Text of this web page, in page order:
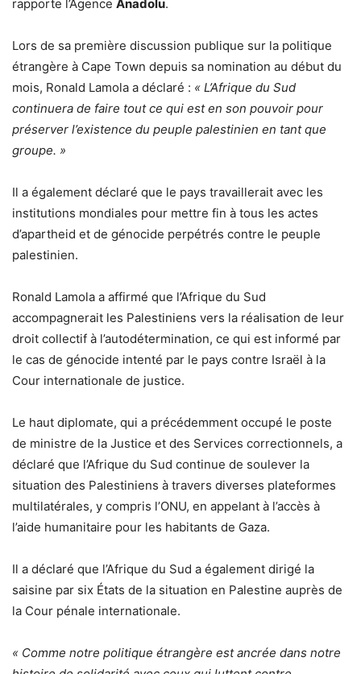
rapporte l’Agence Anadolu.
Lors de sa première discussion publique sur la politique
étrangère à Cape Town depuis sa nomination au début du
mois, Ronald Lamola a déclaré : « L’Afrique du Sud
continuera de faire tout ce qui est en son pouvoir pour
préserver l’existence du peuple palestinien en tant que
groupe. »
Il a également déclaré que le pays travaillerait avec les
institutions mondiales pour mettre fin à tous les actes
d’apartheid et de génocide perpétrés contre le peuple
palestinien.
Ronald Lamola a affirmé que l’Afrique du Sud
accompagnerait les Palestiniens vers la réalisation de leur
droit collectif à l’autodétermination, ce qui est informé par
le cas de génocide intenté par le pays contre Israël à la
Cour internationale de justice.
Le haut diplomate, qui a précédemment occupé le poste
de ministre de la Justice et des Services correctionnels, a
déclaré que l’Afrique du Sud continue de soulever la
situation des Palestiniens à travers diverses plateformes
multilatérales, y compris l’ONU, en appelant à l’accès à
l’aide humanitaire pour les habitants de Gaza.
Il a déclaré que l’Afrique du Sud a également dirigé la
saisine par six États de la situation en Palestine auprès de
la Cour pénale internationale.
« Comme notre politique étrangère est ancrée dans notre